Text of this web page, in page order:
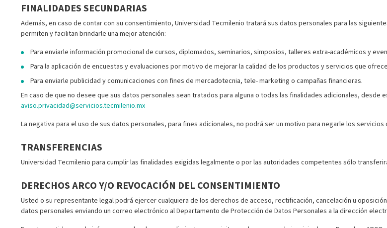
FINALIDADES SECUNDARIAS
Además, en caso de contar con su consentimiento, Universidad Tecmilenio tratará sus datos personales para las
permiten y facilitan brindarle una mejor atención:
Para enviarle información promocional de cursos, diplomados, seminarios, simposios, talleres extra-académicos y
Para la aplicación de encuestas y evaluaciones por motivo de mejorar la calidad de los productos y servicios que
Para enviarle publicidad y comunicaciones con fines de mercadotecnia, tele- marketing o campañas financieras.
En caso de que no desee que sus datos personales sean tratados para alguna o todas las finalidades adicionales,
aviso.privacidad@servicios.tecmilenio.mx
La negativa para el uso de sus datos personales, para fines adicionales, no podrá ser un motivo para negarle los
TRANSFERENCIAS
Universidad Tecmilenio para cumplir las finalidades exigidas legalmente o por las autoridades competentes sólo
DERECHOS ARCO Y/O REVOCACIÓN DEL CONSENTIMIENTO
Usted o su representante legal podrá ejercer cualquiera de los derechos de acceso, rectificación, cancelación u
datos personales enviando un correo electrónico al Departamento de Protección de Datos Personales a la dirección